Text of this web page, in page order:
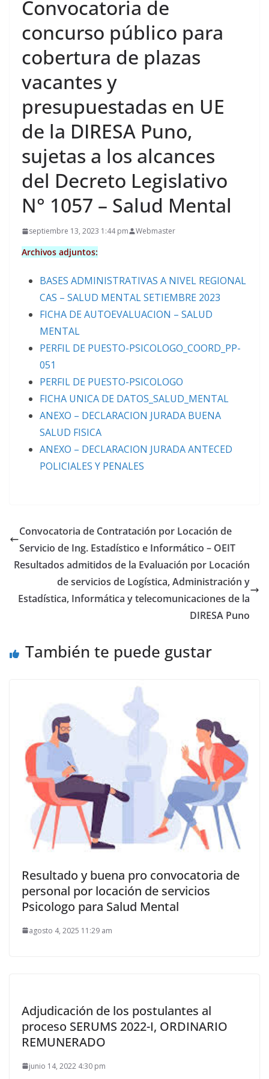
Convocatoria de
concurso público para
cobertura de plazas
vacantes y
presupuestadas en UE
de la DIRESA Puno,
sujetas a los alcances
del Decreto Legislativo
N° 1057 – Salud Mental
septiembre 13, 2023 1:44 pm Webmaster
Archivos adjuntos:
BASES ADMINISTRATIVAS A NIVEL REGIONAL
CAS – SALUD MENTAL SETIEMBRE 2023
FICHA DE AUTOEVALUACION – SALUD
MENTAL
PERFIL DE PUESTO-PSICOLOGO_COORD_PP-
051
PERFIL DE PUESTO-PSICOLOGO
FICHA UNICA DE DATOS_SALUD_MENTAL
ANEXO – DECLARACION JURADA BUENA
SALUD FISICA
ANEXO – DECLARACION JURADA ANTECED
POLICIALES Y PENALES
Convocatoria de Contratación por Locación de
Servicio de Ing. Estadístico e Informático – OEIT
Resultados admitidos de la Evaluación por Locación
de servicios de Logística, Administración y
Estadística, Informática y telecomunicaciones de la
DIRESA Puno
También te puede gustar
Resultado y buena pro convocatoria de
personal por locación de servicios
Psicologo para Salud Mental
agosto 4, 2025 11:29 am
Adjudicación de los postulantes al
proceso SERUMS 2022-I, ORDINARIO
REMUNERADO
junio 14, 2022 4:30 pm